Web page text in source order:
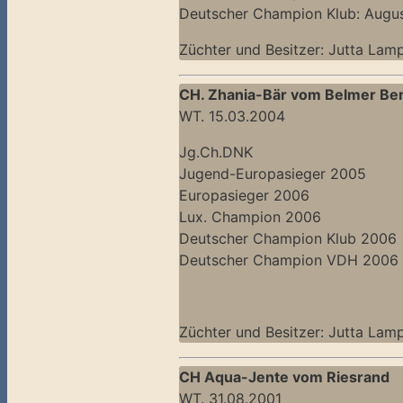
Deutscher Champion Klub:
Züchter und Besitzer: Jutta
CH. Zhania-Bär vom Belmer
WT. 15.03.2004
Jg.Ch.DNK
Jugend-Europasieger 2005
Europasieger 2006
Lux. Champion 2006
Deutscher Champion Klub 2006
Deutscher Champion VDH 2006
Züchter und Besitzer: Jutta
CH Aqua-Jente vom Riesrand
WT. 31.08.2001